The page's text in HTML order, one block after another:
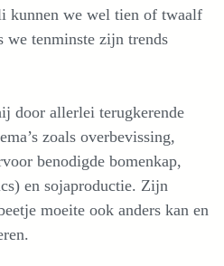
kunnen we wel tien of twaalf
we tenminste zijn trends
door allerlei terugkerende
zoals overbevissing,
benodigde bomenkap,
en sojaproductie. Zijn
moeite ook anders kan en